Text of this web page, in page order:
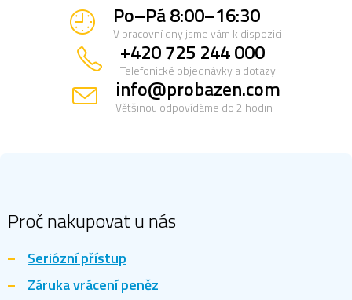
Po–Pá 8:00–16:30
V pracovní dny jsme vám k dispozici
+420 725 244 000
Telefonické objednávky a dotazy
info@probazen.com
Většinou odpovídáme do 2 hodin
Proč nakupovat u nás
Seriózní přístup
Záruka vrácení peněz